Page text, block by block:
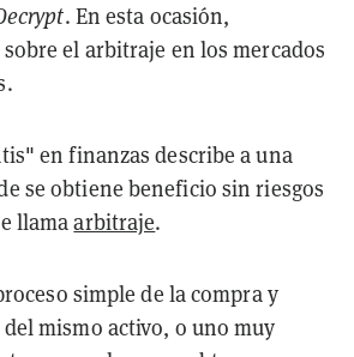
. En esta ocasión,
el arbitraje en los mercados
en finanzas describe a una
se obtiene beneficio sin riesgos
llamaarbitraje.
simple de la compra y
mismo activo, o uno muy